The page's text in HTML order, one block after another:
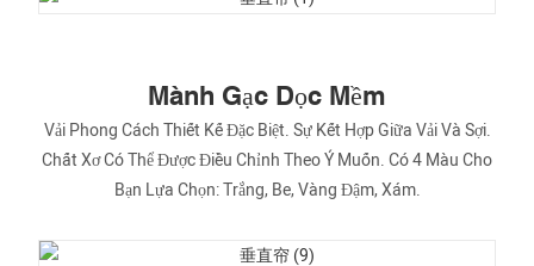
Mành Gạc Dọc Mềm
Vải Phong Cách Thiết Kế Đặc Biệt. Sự Kết Hợp Giữa Vải Và Sợi.
Chất Xơ Có Thể Được Điều Chỉnh Theo Ý Muốn. Có 4 Màu Cho
Bạn Lựa Chọn: Trắng, Be, Vàng Đậm, Xám.